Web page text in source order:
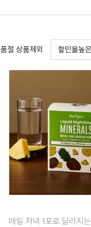
품절 상품제외
매일 저녁 1포로 달라지는